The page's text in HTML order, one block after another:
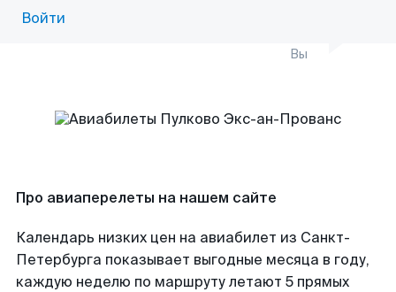
Войти
Вы
Про авиаперелеты на нашем сайте
Календарь низких цен на авиабилет из Санкт-
Петербурга показывает выгодные месяца в году,
каждую неделю по маршруту летают 5 прямых